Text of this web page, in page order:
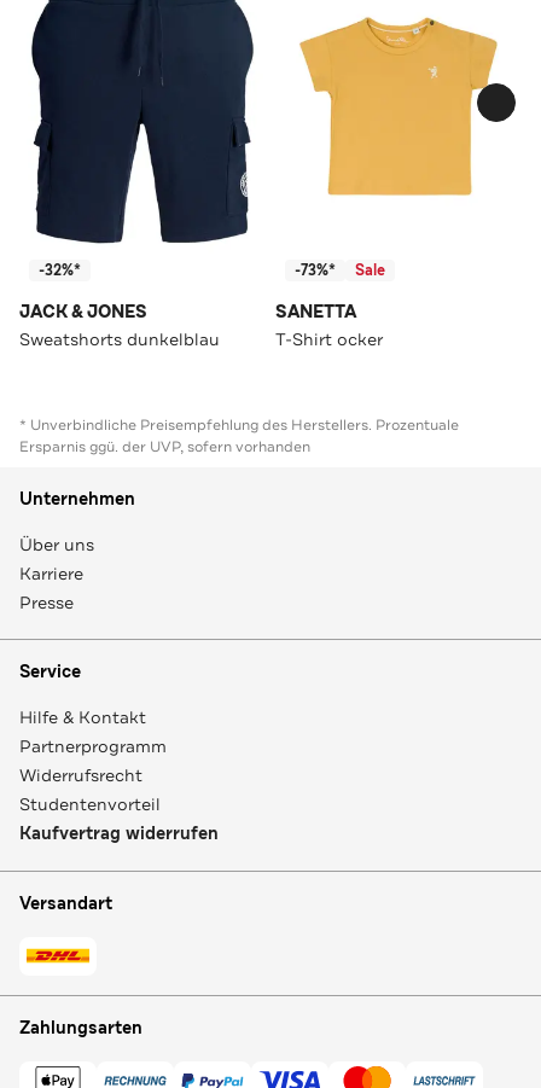
-32%*
JACK & JONES
Sweatshorts dunkelblau
-73%* Sale
SANETTA
T-Shirt ocker
* Unverbindliche Preisempfehlung des Herstellers. Prozentuale
Ersparnis ggü. der UVP, sofern vorhanden
Unternehmen
Über uns
Karriere
Presse
Service
Hilfe & Kontakt
Partnerprogramm
Widerrufsrecht
Studentenvorteil
Kaufvertrag widerrufen
Versandart
Zahlungsarten